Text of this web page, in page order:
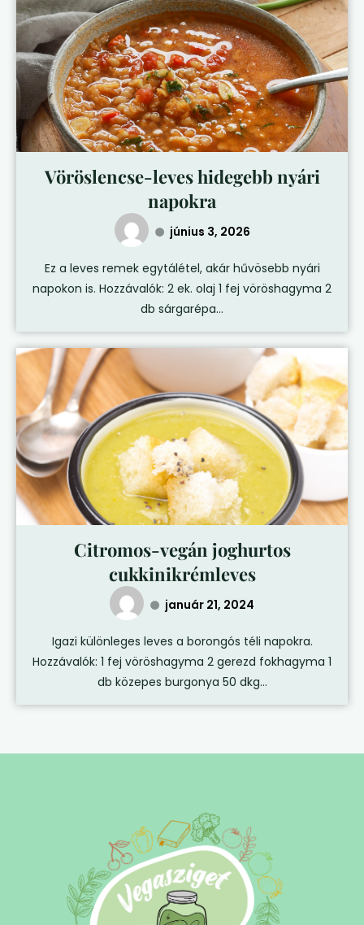
Vöröslencse-leves hidegebb nyári
napokra
június 3, 2026
Ez a leves remek egytálétel, akár hűvösebb nyári
napokon is. Hozzávalók: 2 ek. olaj 1 fej vöröshagyma 2
db sárgarépa...
Citromos-vegán joghurtos
cukkinikrémleves
január 21, 2024
Igazi különleges leves a borongós téli napokra.
Hozzávalók: 1 fej vöröshagyma 2 gerezd fokhagyma 1
db közepes burgonya 50 dkg...